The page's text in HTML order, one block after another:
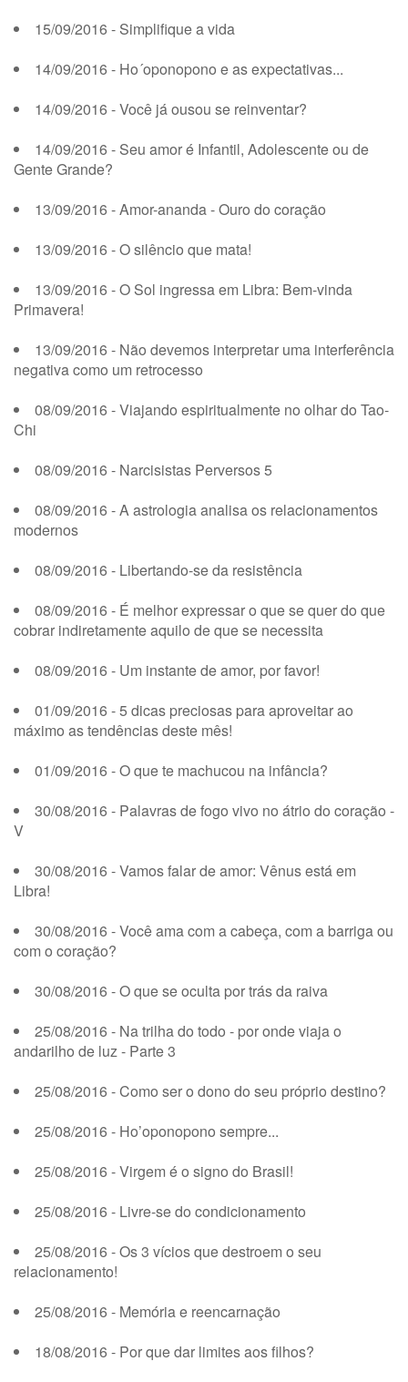
15/09/2016 - Simplifique a vida
14/09/2016 - Ho´oponopono e as expectativas...
14/09/2016 - Você já ousou se reinventar?
14/09/2016 - Seu amor é Infantil, Adolescente ou de
Gente Grande?
13/09/2016 - Amor-ananda - Ouro do coração
13/09/2016 - O silêncio que mata!
13/09/2016 - O Sol ingressa em Libra: Bem-vinda
Primavera!
13/09/2016 - Não devemos interpretar uma interferência
negativa como um retrocesso
08/09/2016 - Viajando espiritualmente no olhar do Tao-
Chi
08/09/2016 - Narcisistas Perversos 5
08/09/2016 - A astrologia analisa os relacionamentos
modernos
08/09/2016 - Libertando-se da resistência
08/09/2016 - É melhor expressar o que se quer do que
cobrar indiretamente aquilo de que se necessita
08/09/2016 - Um instante de amor, por favor!
01/09/2016 - 5 dicas preciosas para aproveitar ao
máximo as tendências deste mês!
01/09/2016 - O que te machucou na infância?
30/08/2016 - Palavras de fogo vivo no átrio do coração -
V
30/08/2016 - Vamos falar de amor: Vênus está em
Libra!
30/08/2016 - Você ama com a cabeça, com a barriga ou
com o coração?
30/08/2016 - O que se oculta por trás da raiva
25/08/2016 - Na trilha do todo - por onde viaja o
andarilho de luz - Parte 3
25/08/2016 - Como ser o dono do seu próprio destino?
25/08/2016 - Ho’oponopono sempre...
25/08/2016 - Virgem é o signo do Brasil!
25/08/2016 - Livre-se do condicionamento
25/08/2016 - Os 3 vícios que destroem o seu
relacionamento!
25/08/2016 - Memória e reencarnação
18/08/2016 - Por que dar limites aos filhos?